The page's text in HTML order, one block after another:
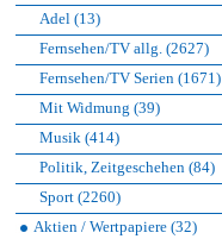
Adel (13)
Fernsehen/TV allg. (2627)
Fernsehen/TV Serien (1671)
Mit Widmung (39)
Musik (414)
Politik, Zeitgeschehen (84)
Sport (2260)
Aktien / Wertpapiere (32)